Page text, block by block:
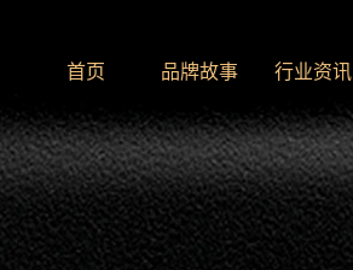
首页 品牌故事 行业资讯